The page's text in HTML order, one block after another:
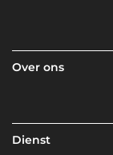
Over ons
Dienst